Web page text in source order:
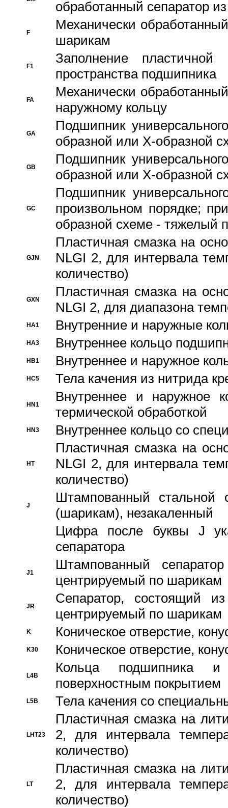
обработанный сепаратор
F
Механически
шарикам
F1
Заполнение
пространства подшипника
FA
Механически
наружному кольцу
GA
Подшипник
образной или Х-образной
GB
Подшипник
образной или Х-образной
GC
Подшипник
произвольном порядке;
образной схеме - тяжелый
GJN
Пластичная смазка на
NLGI 2, для интервала
количество)
GXN
Пластичная смазка на
NLGI 2, для диапазона
HA1 Внутренние и наружные
HA3 Bнутреннее кольцо
HB1 Bнутреннее и наружное
HC5 Тела качения из нитрида
HN1
Bнутреннее и наружное
термической обработкой
HN3 Внутреннее кольцо со
HT
Пластичная смазка на
NLGI 2, для интервала
количество)
J
Штампованный стальной
(шарикам), незакаленный
Цифра после буквы J
сепаратора
J1
Штампованный
центрируемый по шарикам
JR
Сепаратор, состоящий
центрируемый по шарикам
K Коническое отверстие,
K30 Коническое отверстие,
L4B
Кольца подшипника
поверхностным покрытием
L5B Тела качения со
LHT23
Пластичная смазка на
2, для интервала
количество)
LT
Пластичная смазка на
2, для интервала
количество)